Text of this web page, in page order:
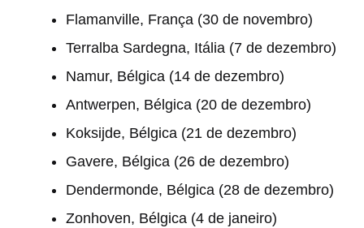
Flamanville, França (30 de novembro)
Terralba Sardegna, Itália (7 de dezembro)
Namur, Bélgica (14 de dezembro)
Antwerpen, Bélgica (20 de dezembro)
Koksijde, Bélgica (21 de dezembro)
Gavere, Bélgica (26 de dezembro)
Dendermonde, Bélgica (28 de dezembro)
Zonhoven, Bélgica (4 de janeiro)